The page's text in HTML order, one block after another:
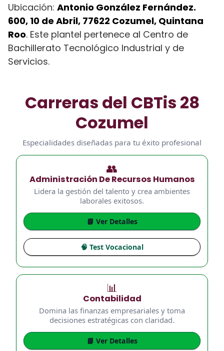
Ubicación: Antonio González Fernández.
600, 10 de Abril, 77622 Cozumel, Quintana
Roo. Este plantel pertenece al Centro de
Bachillerato Tecnológico Industrial y de
Servicios.
Carreras del CBTis 28
Cozumel
Especialidades diseñadas para tu éxito profesional
👥
Administración De Recursos Humanos
Lidera la gestión del talento y crea ambientes
laborales exitosos.
📘 Ver Detalles
🧠 Test Vocacional
📊
Contabilidad
Domina las finanzas empresariales y toma
decisiones estratégicas con claridad.
📘 Ver Detalles